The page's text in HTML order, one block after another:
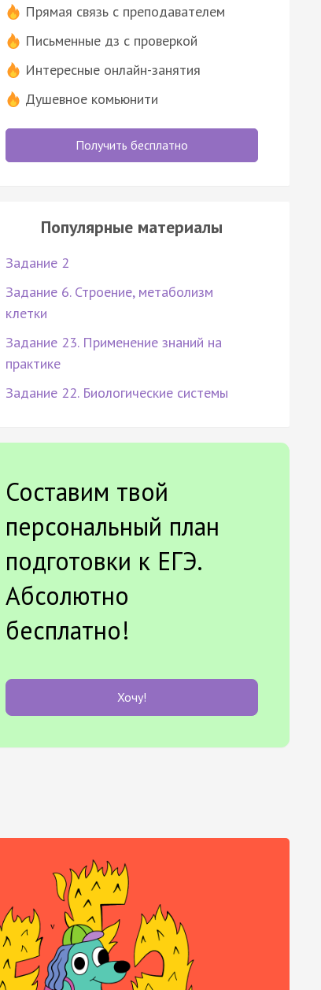
Прямая связь с преподавателем
Письменные дз с проверкой
Интересные онлайн-занятия
Душевное комьюнити
Получить бесплатно
Популярные материалы
Задание 2
Задание 6. Строение, метаболизм
клетки
Задание 23. Применение знаний на
практике
Задание 22. Биологические системы
Составим твой
персональный план
подготовки к ЕГЭ.
Абсолютно
бесплатно!
Хочу!